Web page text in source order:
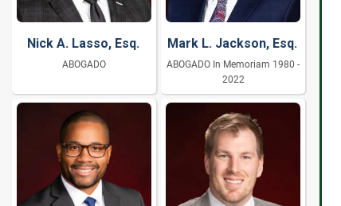
Nick A. Lasso, Esq.
ABOGADO
Mark L. Jackson, Esq.
ABOGADO In Memoriam 1980 -
2022